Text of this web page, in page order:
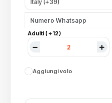
Adulti ( +12 )
Aggiungi volo